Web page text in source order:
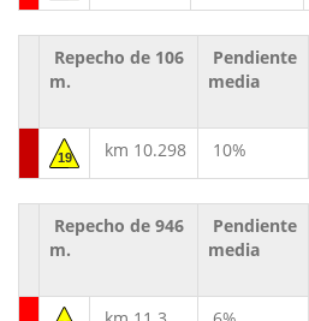
Repecho de 106
m.
Pendiente
media
19 km 10.298 10%
Repecho de 946
m.
Pendiente
media